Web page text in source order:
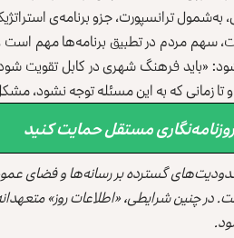
ترانسپورت، جزو برنامه‌ی
سهم مردم در تطبیق برنامه‌ها مهم
«باید فرهنگ شهری در کابل تقویت شود».
تا زمانی که به این مسئله توجه نشود،
مستقل حمایت کنید
گسترده بر رسانه‌ها و فضای
در چنین شرایطی، «اطلاعات روز»